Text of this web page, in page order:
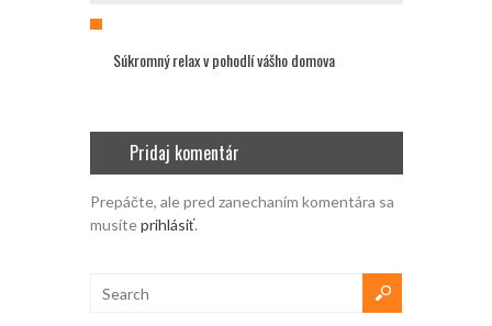
Súkromný relax v pohodlí vášho domova
Pridaj komentár
Prepáčte, ale pred zanechaním komentára sa
musíteprihlásiť.